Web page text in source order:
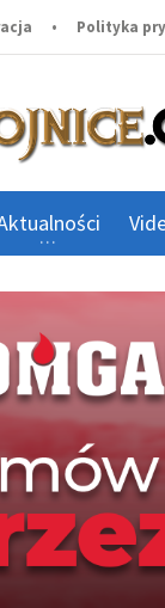
• Polityka